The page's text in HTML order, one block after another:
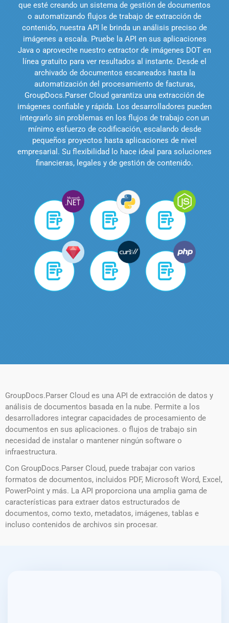
que esté creando un sistema de gestión de documentos
o automatizando flujos de trabajo de extracción de
contenido, nuestra API le brinda un análisis preciso de
imágenes a escala. Pruebe la API en sus aplicaciones
Java o aproveche nuestro extractor de imágenes DOT en
línea gratuito para ver resultados al instante. Desde el
archivado de documentos escaneados hasta la
automatización del procesamiento de facturas,
GroupDocs.Parser Cloud garantiza una extracción de
imágenes confiable y rápida. Los desarrolladores pueden
integrarlo sin problemas en los flujos de trabajo con un
mínimo esfuerzo de codificación, escalando desde
pequeños proyectos hasta aplicaciones de nivel
empresarial. Su flexibilidad lo hace ideal para soluciones
financieras, legales y de gestión de contenido.
GroupDocs.Parser Cloud es una API de extracción de datos y
análisis de documentos basada en la nube. Permite a los
desarrolladores integrar capacidades de procesamiento de
documentos en sus aplicaciones. o flujos de trabajo sin
necesidad de instalar o mantener ningún software o
infraestructura.
Con GroupDocs.Parser Cloud, puede trabajar con varios
formatos de documentos, incluidos PDF, Microsoft Word, Excel,
PowerPoint y más. La API proporciona una amplia gama de
características para extraer datos estructurados de
documentos, como texto, metadatos, imágenes, tablas e
incluso contenidos de archivos sin procesar.